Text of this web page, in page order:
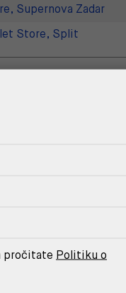
Supernova Zadar
Store, Split
pročitate Politiku o